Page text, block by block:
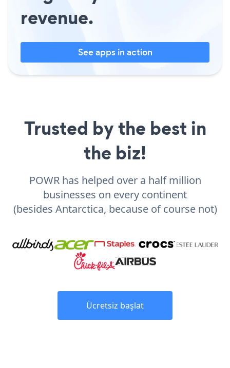
revenue.
See apps in action
Trusted by the best in
the biz!
POWR has helped over a half million
businesses on every continent
(besides Antarctica, because of course not)
Ücretsiz başlat